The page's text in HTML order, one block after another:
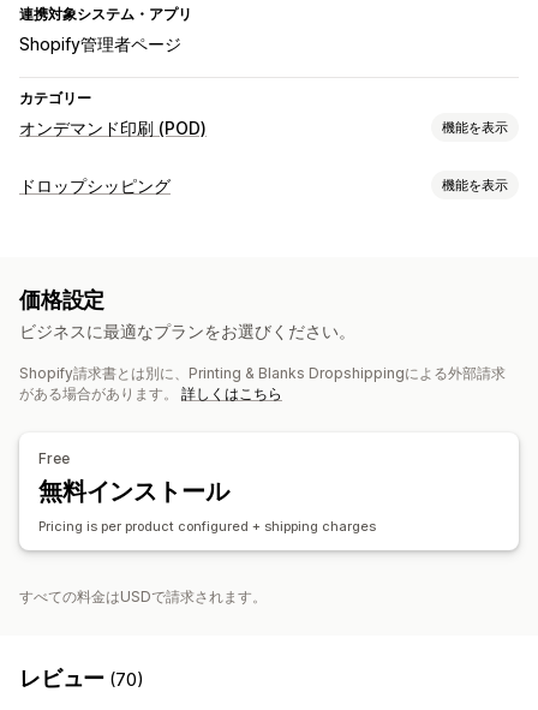
連携対象システム・アプリ
Shopify管理者ページ
カテゴリー
オンデマンド印刷 (POD) 機能を表示
商品のカスタマイズ
商品
バッグ
アパレル 帽子 ペット用品
エコフレンドリー
配送オプション
ドロップシッピング 機能を表示
スポーツ用品
価格設定
ビジネスに最適なプランをお選びください。
Shopify請求書とは別に、Printing & Blanks Dropshippingによる外部請求
がある場合があります。 詳しくはこちら
Free
無料インストール
Pricing is per product configured + shipping charges
すべての料金はUSDで請求されます。
レビュー (70)